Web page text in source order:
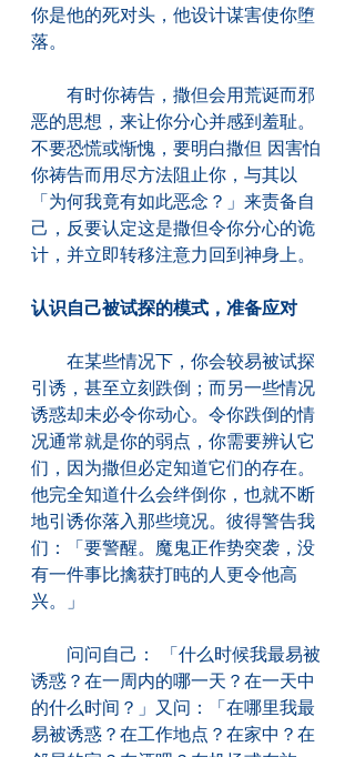
你是他的死对头，他设计谋害使你堕
落。
有时你祷告，撒但会用荒诞而邪
恶的思想，来让你分心并感到羞耻。
不要恐慌或惭愧，要明白撒但 因害怕
你祷告而用尽方法阻止你，与其以
「为何我竟有如此恶念？」来责备自
己，反要认定这是撒但令你分心的诡
计，并立即转移注意力回到神身上。
认识自己被试探的模式，准备应对
在某些情况下，你会较易被试探
引诱，甚至立刻跌倒；而另一些情况
诱惑却未必令你动心。令你跌倒的情
况通常就是你的弱点，你需要辨认它
们，因为撒但必定知道它们的存在。
他完全知道什么会绊倒你，也就不断
地引诱你落入那些境况。彼得警告我
们：「要警醒。魔鬼正作势突袭，没
有一件事比擒获打盹的人更令他高
兴。」
问问自己： 「什么时候我最易被
诱惑？在一周内的哪一天？在一天中
的什么时间？」又问：「在哪里我最
易被诱惑？在工作地点？在家中？在